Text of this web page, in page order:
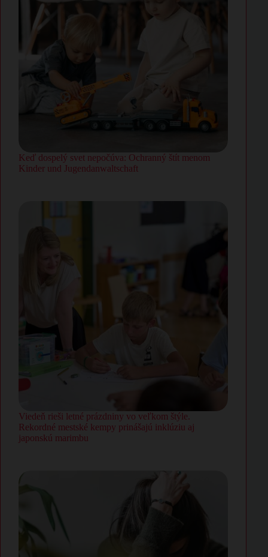
Keď dospelý svet nepočúva: Ochranný štít menom
Kinder und Jugendanwaltschaft
Viedeň rieši letné prázdniny vo veľkom štýle.
Rekordné mestské kempy prinášajú inklúziu aj
japonskú marimbu